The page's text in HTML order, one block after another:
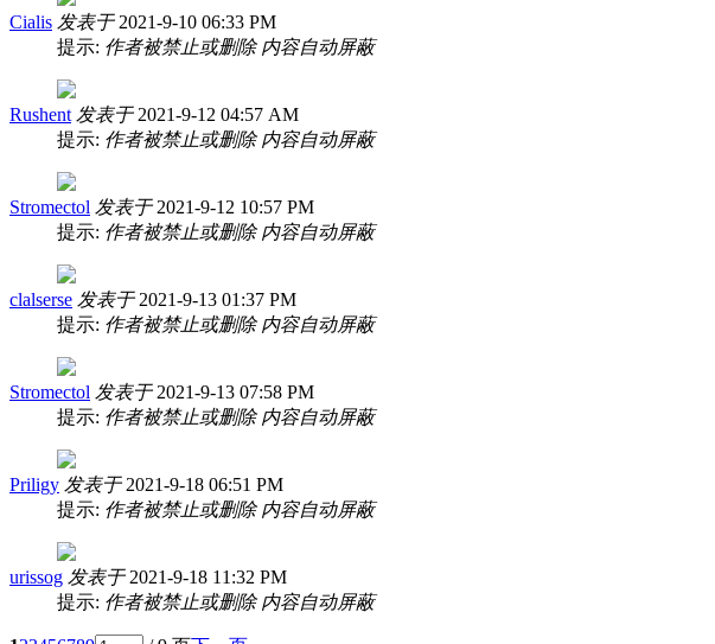
Cialis 发表于 2021-9-10 06:33 PM
提示: 作者被禁止或删除 内容自动屏蔽
Rushent 发表于 2021-9-12 04:57 AM
提示: 作者被禁止或删除 内容自动屏蔽
Stromectol 发表于 2021-9-12 10:57 PM
提示: 作者被禁止或删除 内容自动屏蔽
clalserse 发表于 2021-9-13 01:37 PM
提示: 作者被禁止或删除 内容自动屏蔽
Stromectol 发表于 2021-9-13 07:58 PM
提示: 作者被禁止或删除 内容自动屏蔽
Priligy 发表于 2021-9-18 06:51 PM
提示: 作者被禁止或删除 内容自动屏蔽
urissog 发表于 2021-9-18 11:32 PM
提示: 作者被禁止或删除 内容自动屏蔽